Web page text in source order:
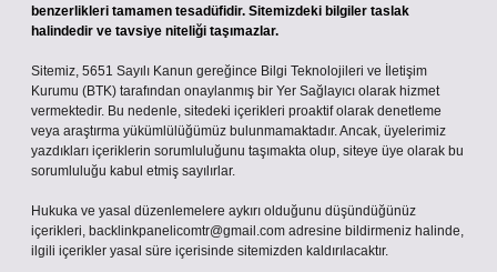
benzerlikleri tamamen tesadüfidir. Sitemizdeki bilgiler taslak
halindedir ve tavsiye niteliği taşımazlar.
Sitemiz, 5651 Sayılı Kanun gereğince Bilgi Teknolojileri ve İletişim
Kurumu (BTK) tarafından onaylanmış bir Yer Sağlayıcı olarak hizmet
vermektedir. Bu nedenle, sitedeki içerikleri proaktif olarak denetleme
veya araştırma yükümlülüğümüz bulunmamaktadır. Ancak, üyelerimiz
yazdıkları içeriklerin sorumluluğunu taşımakta olup, siteye üye olarak bu
sorumluluğu kabul etmiş sayılırlar.
Hukuka ve yasal düzenlemelere aykırı olduğunu düşündüğünüz
içerikleri, backlinkpanelicomtr@gmail.com adresine bildirmeniz halinde,
ilgili içerikler yasal süre içerisinde sitemizden kaldırılacaktır.